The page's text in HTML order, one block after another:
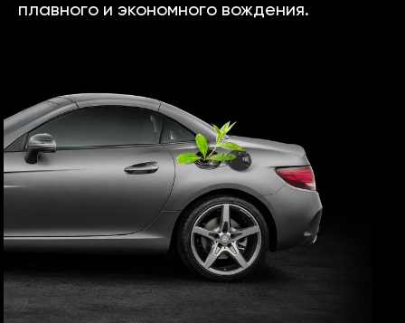
плавного и экономного вождения.